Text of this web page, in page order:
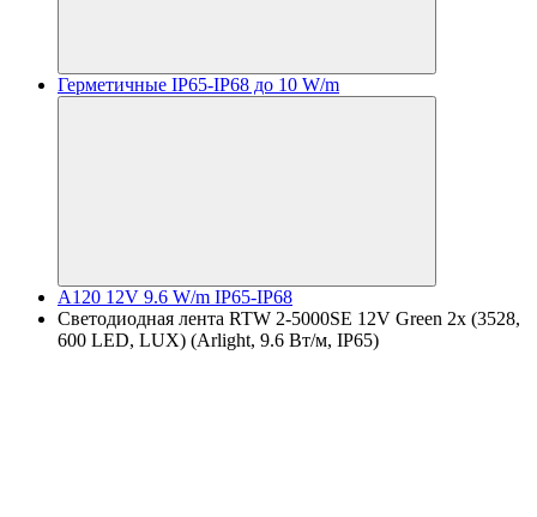
Герметичные IP65-IP68 до 10 W/m
A120 12V 9.6 W/m IP65-IP68
Светодиодная лента RTW 2-5000SE 12V Green 2x (3528,
600 LED, LUX) (Arlight, 9.6 Вт/м, IP65)